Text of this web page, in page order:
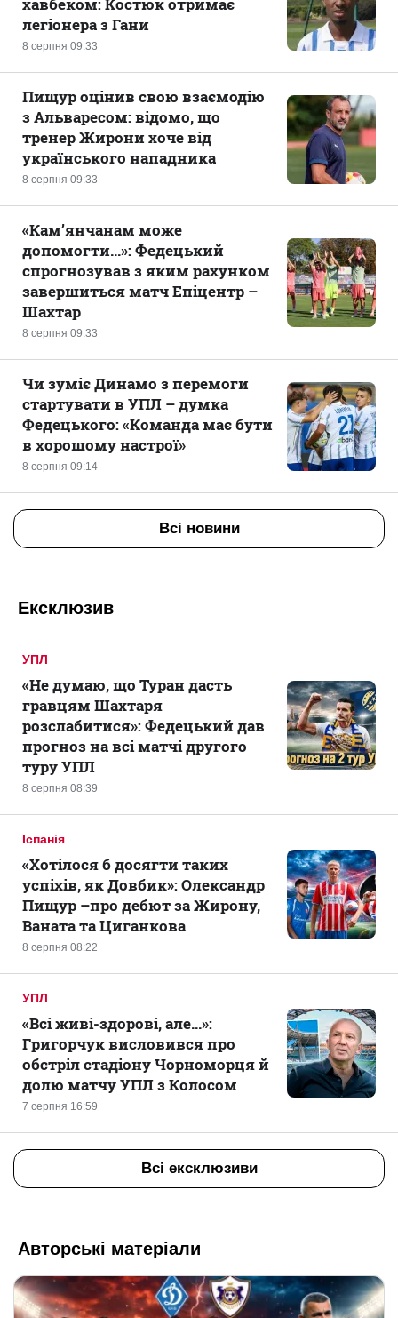
8 серпня 09:33
легіонера з Гани
8 серпня 09:33
Пищур оцінив свою взаємодію
з Альваресом: відомо, що
тренер Жирони хоче від
українського нападника
8 серпня 09:33
«Кам’янчанам може
допомогти...»: Федецький
спрогнозував з яким рахунком
завершиться матч Епіцентр –
Шахтар
8 серпня 09:14
Чи зуміє Динамо з перемоги
стартувати в УПЛ – думка
Федецького: «Команда має бути
в хорошому настрої»
Всі новини
Ексклюзив
УПЛ
8 серпня 08:39
«Не думаю, що Туран дасть
гравцям Шахтаря
розслабитися»: Федецький дав
прогноз на всі матчі другого
туру УПЛ
Іспанія
8 серпня 08:22
«Хотілося б досягти таких
успіхів, як Довбик»: Олександр
Пищур –про дебют за Жирону,
Ваната та Циганкова
УПЛ
7 серпня 16:59
«Всі живі-здорові, але...»:
Григорчук висловився про
обстріл стадіону Чорноморця й
долю матчу УПЛ з Колосом
Всі ексклюзиви
Авторські матеріали